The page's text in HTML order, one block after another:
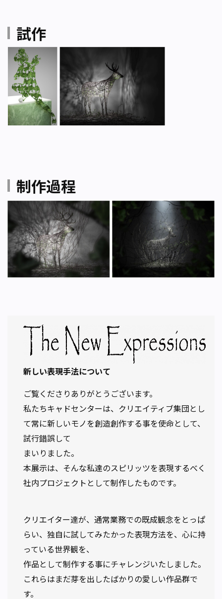
試作
制作過程
新しい表現手法について
ご覧くださりありがとうございます。
私たちキャドセンターは、クリエイティブ集団とし
て常に新しいモノを創造創作する事を使命として、
試行錯誤して
まいりました。
本展示は、そんな私達のスピリッツを表現するべく
社内プロジェクトとして制作したものです。
クリエイター達が、通常業務での既成観念をとっぱ
らい、独自に試してみたかった表現方法を、心に持
っている世界観を、
作品として制作する事にチャレンジいたしました。
これらはまだ芽を出したばかりの愛しい作品群で
す。